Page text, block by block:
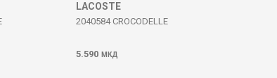
LACOSTE
2040584 CROCODELLE
5.590 МКД